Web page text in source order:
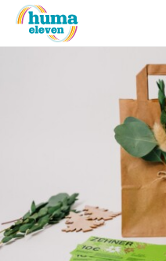
Donnerstag
Freitag
FREITAG